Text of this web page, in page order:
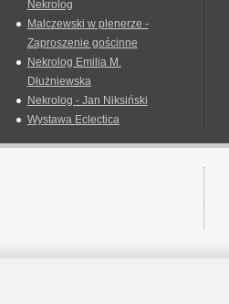
Nekrolog
Malczewski w plenerze -
Zaproszenie gościnne
Nekrolog Emilia M.
Dłużniewska
Nekrolog - Jan Niksiński
Wystawa Eclectica